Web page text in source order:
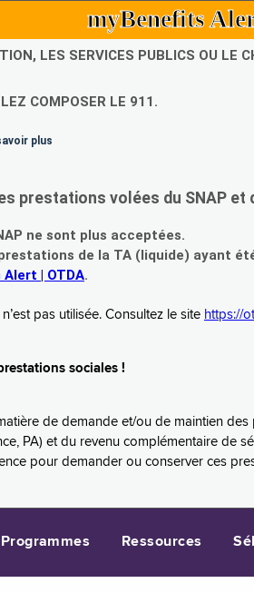
myBenefits
LES SERVICES PUBLICS OU
COMPOSER LE 911.
plus
prestations volées du SNAP
ne sont plus acceptées.
de la TA (liquide) ayant
Alert | OTDA.
pas utilisée. Consultez le site https://
sociales !
de demande et/ou de maintien
PA) et du revenu complémentaire de
pour demander ou conserver ces
Programmes Ressources